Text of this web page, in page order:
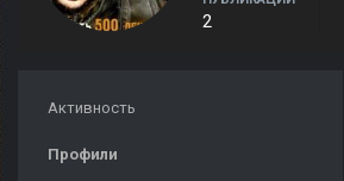
2
Активность
Профили